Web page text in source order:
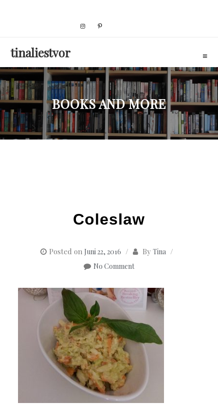
tinaliestvor
BOOKS AND MORE
Coleslaw
Posted on Juni 22, 2016 By Tina
No Comment